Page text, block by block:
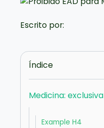
Escrito por:
Índice
Medicina:
Example H4